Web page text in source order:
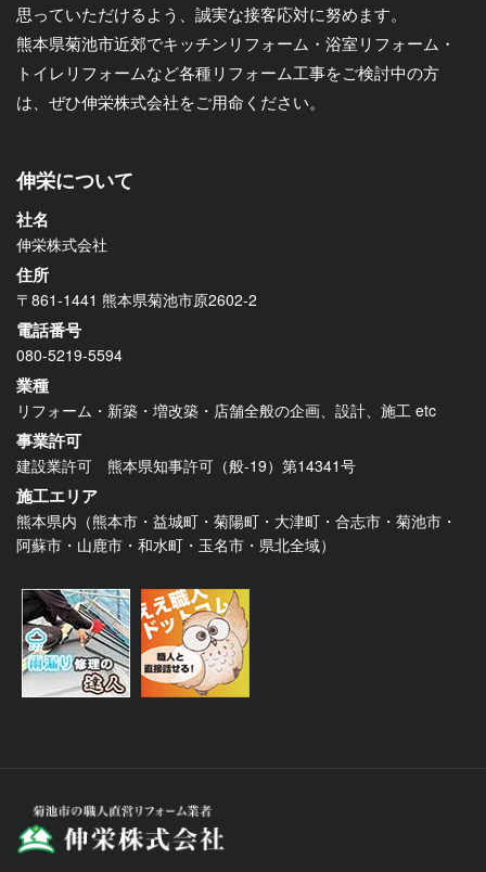
思っていただけるよう、誠実な接客応対に努めます。
熊本県菊池市近郊でキッチンリフォーム・浴室リフォーム・
トイレリフォームなど各種リフォーム工事をご検討中の方
は、ぜひ伸栄株式会社をご用命ください。
伸栄について
社名
伸栄株式会社
住所
〒861-1441 熊本県菊池市原2602-2
電話番号
080-5219-5594
業種
リフォーム・新築・増改築・店舗全般の企画、設計、施工 etc
事業許可
建設業許可 熊本県知事許可（般-19）第14341号
施工エリア
熊本県内（熊本市・益城町・菊陽町・大津町・合志市・菊池市・
阿蘇市・山鹿市・和水町・玉名市・県北全域）